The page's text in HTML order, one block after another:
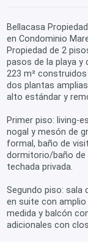
Bellacasa
en Condominio
Propiedad de 2
pasos de la playa y
223 m²
dos plantas
alto estándar y
Primer piso: living-
nogal y mesón de
formal, baño de
dormitorio/baño de
techada privada.
Segundo piso: sala
en suite con
medida y balcón
adicionales con